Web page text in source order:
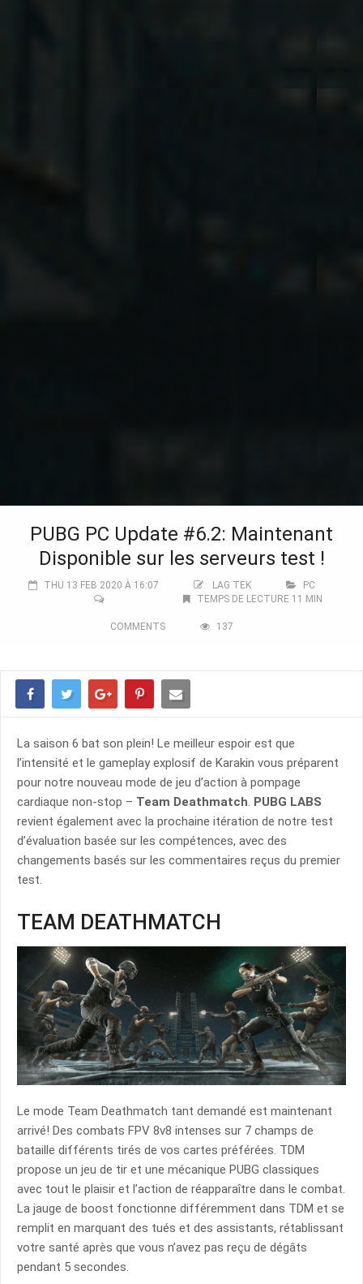
PUBG PC Update #6.2: Maintenant
Disponible sur les serveurs test !
THU 13 FEB 2020 À 16:07 LAG TEK
PC
TEMPS DE LECTURE 11 MIN
COMMENTS 137
La saison 6 bat son plein! Le meilleur espoir est que
l’intensité et le gameplay explosif de Karakin vous préparent
pour notre nouveau mode de jeu d’action à pompage
cardiaque non-stop – Team Deathmatch. PUBG LABS
revient également avec la prochaine itération de notre test
d’évaluation basée sur les compétences, avec des
changements basés sur les commentaires reçus du premier
test.
TEAM DEATHMATCH
Le mode Team Deathmatch tant demandé est maintenant
arrivé! Des combats FPV 8v8 intenses sur 7 champs de
bataille différents tirés de vos cartes préférées. TDM
propose un jeu de tir et une mécanique PUBG classiques
avec tout le plaisir et l’action de réapparaître dans le combat.
La jauge de boost fonctionne différemment dans TDM et se
remplit en marquant des tués et des assistants, rétablissant
votre santé après que vous n’avez pas reçu de dégâts
pendant 5 secondes.